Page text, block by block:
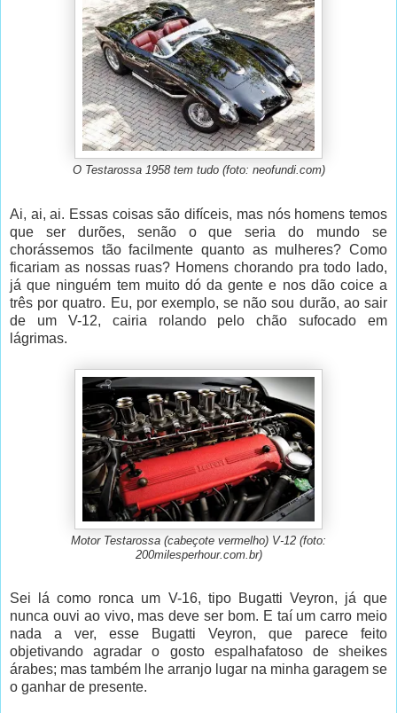
O Testarossa 1958 tem tudo (foto: neofundi.com)
Ai, ai, ai. Essas coisas são difíceis, mas nós homens temos
que ser durões, senão o que seria do mundo se
chorássemos tão facilmente quanto as mulheres? Como
ficariam as nossas ruas? Homens chorando pra todo lado,
já que ninguém tem muito dó da gente e nos dão coice a
três por quatro. Eu, por exemplo, se não sou durão, ao sair
de um V-12, cairia rolando pelo chão sufocado em
lágrimas.
Motor Testarossa (cabeçote vermelho) V-12 (foto:
200milesperhour.com.br)
Sei lá como ronca um V-16, tipo Bugatti Veyron, já que
nunca ouvi ao vivo, mas deve ser bom. E taí um carro meio
nada a ver, esse Bugatti Veyron, que parece feito
objetivando agradar o gosto espalhafatoso de sheikes
árabes; mas também lhe arranjo lugar na minha garagem se
o ganhar de presente.